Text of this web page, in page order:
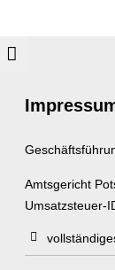
Amtsgericht
Umsatzsteuer-